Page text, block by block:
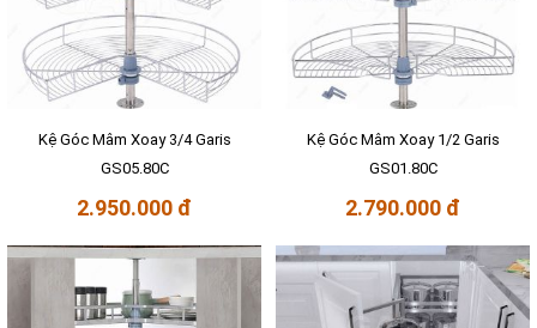
Kệ Góc Mâm Xoay 3/4 Garis
GS05.80C
2.950.000 đ
Kệ Góc Mâm Xoay 1/2 Garis
GS01.80C
2.790.000 đ